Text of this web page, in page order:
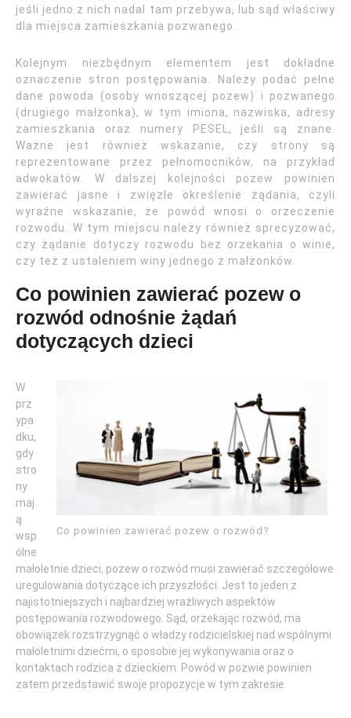
jeśli jedno z nich nadal tam przebywa, lub sąd właściwy
dla miejsca zamieszkania pozwanego.
Kolejnym niezbędnym elementem jest dokładne
oznaczenie stron postępowania. Należy podać pełne
dane powoda (osoby wnoszącej pozew) i pozwanego
(drugiego małżonka), w tym imiona, nazwiska, adresy
zamieszkania oraz numery PESEL, jeśli są znane.
Ważne jest również wskazanie, czy strony są
reprezentowane przez pełnomocników, na przykład
adwokatów. W dalszej kolejności pozew powinien
zawierać jasne i zwięzłe określenie żądania, czyli
wyraźne wskazanie, że powód wnosi o orzeczenie
rozwodu. W tym miejscu należy również sprecyzować,
czy żądanie dotyczy rozwodu bez orzekania o winie,
czy też z ustaleniem winy jednego z małżonków.
Co powinien zawierać pozew o
rozwód odnośnie żądań
dotyczących dzieci
Co powinien zawierać pozew o rozwód?
W
prz
ypa
dku,
gdy
stro
ny
maj
ą
wsp
ólne
małoletnie dzieci, pozew o rozwód musi zawierać szczegółowe
uregulowania dotyczące ich przyszłości. Jest to jeden z
najistotniejszych i najbardziej wrażliwych aspektów
postępowania rozwodowego. Sąd, orzekając rozwód, ma
obowiązek rozstrzygnąć o władzy rodzicielskiej nad wspólnymi
małoletnimi dziećmi, o sposobie jej wykonywania oraz o
kontaktach rodzica z dzieckiem. Powód w pozwie powinien
zatem przedstawić swoje propozycje w tym zakresie.